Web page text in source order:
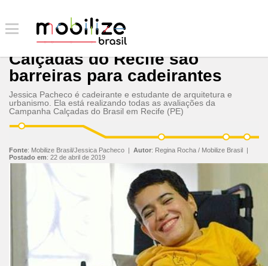
Calçadas do Recife são
barreiras para cadeirantes
Jessica Pacheco é cadeirante e estudante de arquitetura e
urbanismo. Ela está realizando todas as avaliações da
Campanha Calçadas do Brasil em Recife (PE)
Fonte: Mobilize Brasil/Jessica Pacheco | Autor: Regina Rocha / Mobilize Brasil |
Postado em: 22 de abril de 2019